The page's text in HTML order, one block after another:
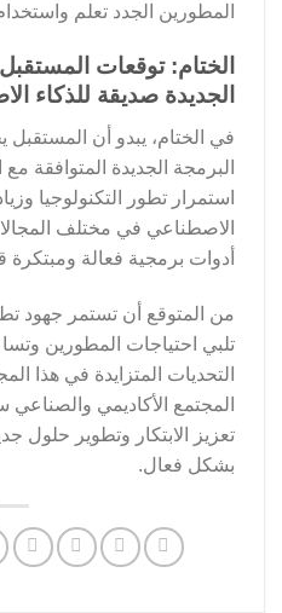
المطورين الجدد تعلم
الختام: توقعات
الجديدة صديقة للذكاء
في الختام، يبدو أن المستقبل
البرمجة الجديدة المتوافقة
استمرار تطور التكنولوجيا
الاصطناعي في مختلف
أدوات برمجية فعالة ومبتكرة
من المتوقع أن تستمر جهود
تلبي احتياجات المطورين
التحديات المتزايدة في هذا
المجتمع الأكاديمي
تعزيز الابتكار وتطوير حلول
بشكل فعال.